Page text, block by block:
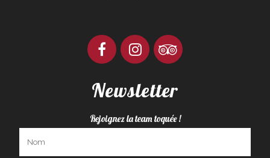
Newsletter
Rejoignez la team toquée !